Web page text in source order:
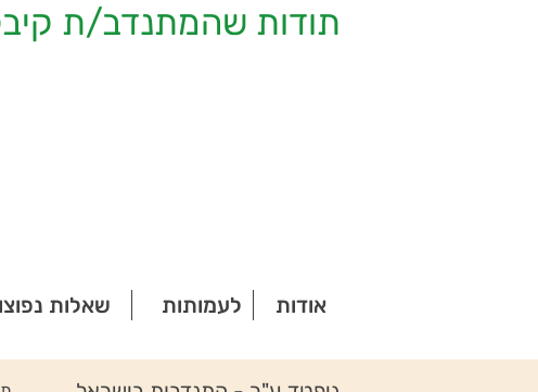
תודות שהמתנדב/ת
שאלות לעמותות אודות